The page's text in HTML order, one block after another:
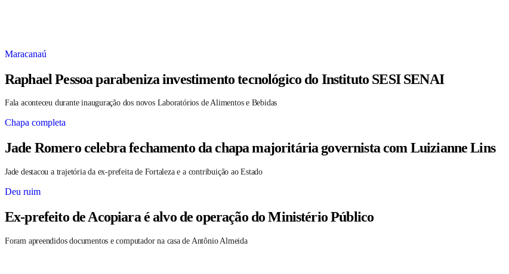
Maracanaú
Raphael Pessoa parabeniza investimento tecnológico do Instituto SESI SENAI
Fala aconteceu durante inauguração dos novos Laboratórios de Alimentos e Bebidas
Chapa completa
Jade Romero celebra fechamento da chapa majoritária governista com Luizianne Lins
Jade destacou a trajetória da ex-prefeita de Fortaleza e a contribuição ao Estado
Deu ruim
Ex-prefeito de Acopiara é alvo de operação do Ministério Público
Foram apreendidos documentos e computador na casa de Antônio Almeida